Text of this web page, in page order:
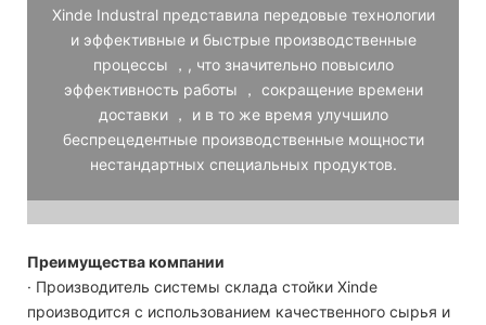
Xinde Industral представила передовые технологии
и эффективные и быстрые производственные
процессы ，, что значительно повысило
эффективность работы ， сокращение времени
доставки ， и в то же время улучшило
беспрецедентные производственные мощности
нестандартных специальных продуктов.
Преимущества компании
· Производитель системы склада стойки Xinde
производится с использованием качественного сырья и